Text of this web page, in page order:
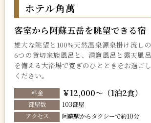
ホテル角萬
客室から阿蘇五岳を眺望できる宿
雄大な眺望と100%天然温泉源泉掛け流しの
6つの貸切家族風呂と、洞窟風呂と露天風呂
を備える大浴場で寛ぎのひとときをお過ごし
ください。
料金 ￥12,000～（1泊2食）
部屋数
103部屋
アクセス
阿蘇駅からタクシーで約10分